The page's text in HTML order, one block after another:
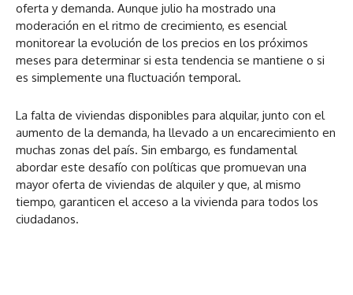
oferta y demanda. Aunque julio ha mostrado una
moderación en el ritmo de crecimiento, es esencial
monitorear la evolución de los precios en los próximos
meses para determinar si esta tendencia se mantiene o si
es simplemente una fluctuación temporal.
La falta de viviendas disponibles para alquilar, junto con el
aumento de la demanda, ha llevado a un encarecimiento en
muchas zonas del país. Sin embargo, es fundamental
abordar este desafío con políticas que promuevan una
mayor oferta de viviendas de alquiler y que, al mismo
tiempo, garanticen el acceso a la vivienda para todos los
ciudadanos.